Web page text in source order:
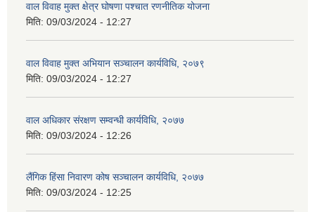
वाल विवाह मुक्त क्षेत्र घोषणा पश्चात रणनीतिक योजना
मिति: 09/03/2024 - 12:27
वाल विवाह मुक्त अभियान सञ्चालन कार्यविधि, २०७९
मिति: 09/03/2024 - 12:27
वाल अधिकार संरक्षण सम्वन्धी कार्यविधि, २०७७
मिति: 09/03/2024 - 12:26
लैंगिक हिंसा निवारण कोष सञ्चालन कार्यविधि, २०७७
मिति: 09/03/2024 - 12:25